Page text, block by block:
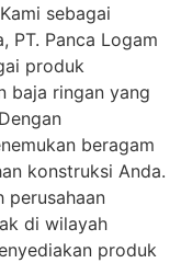
sebagai
PT. Panca Logam
produk
baja ringan yang
beragam
konstruksi Anda.
perusahaan
di wilayah
produk